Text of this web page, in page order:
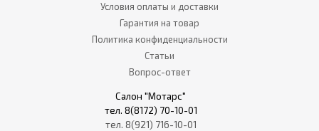
Условия оплаты и доставки
Гарантия на товар
Политика конфиденциальности
Статьи
Вопрос-ответ
Салон "Мотарс"
тел. 8(8172) 70-10-01
тел. 8(921) 716-10-01